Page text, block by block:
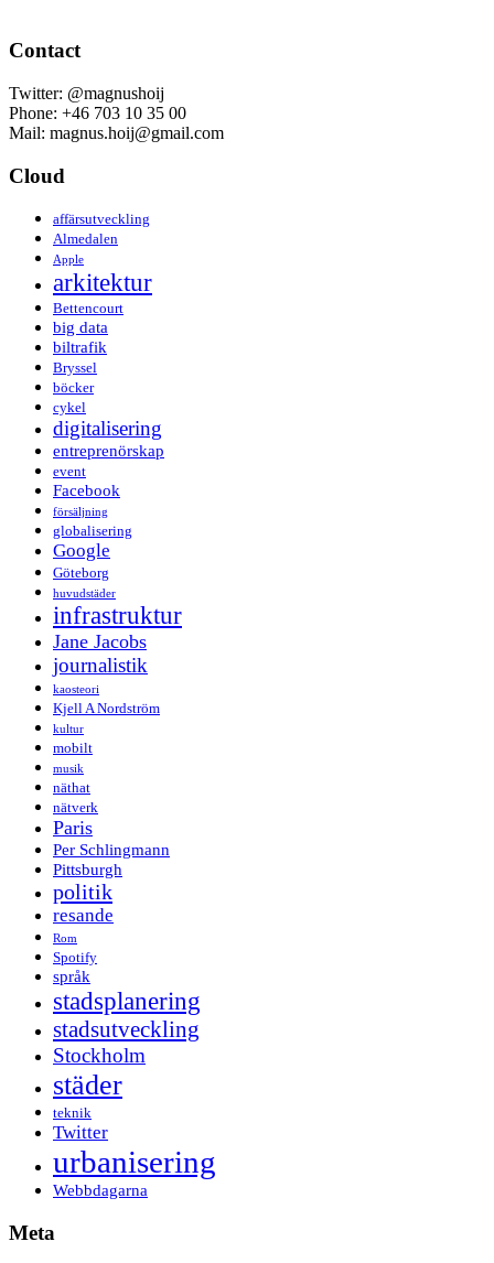
Contact
Twitter: @magnushoij
Phone: +46 703 10 35 00
Mail: magnus.hoij@gmail.com
Cloud
affärsutveckling
Almedalen
Apple
arkitektur
Bettencourt
big data
biltrafik
Bryssel
böcker
cykel
digitalisering
entreprenörskap
event
Facebook
försäljning
globalisering
Google
Göteborg
huvudstäder
infrastruktur
Jane Jacobs
journalistik
kaosteori
Kjell A Nordström
kultur
mobilt
musik
näthat
nätverk
Paris
Per Schlingmann
Pittsburgh
politik
resande
Rom
Spotify
språk
stadsplanering
stadsutveckling
Stockholm
städer
teknik
Twitter
urbanisering
Webbdagarna
Meta